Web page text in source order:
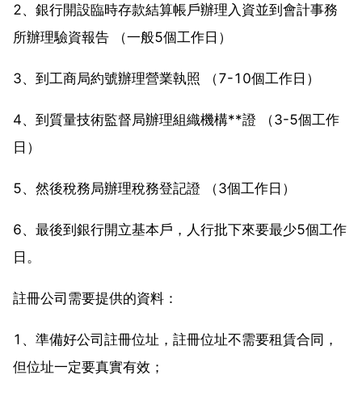
2、銀行開設臨時存款結算帳戶辦理入資並到會計事務
所辦理驗資報告 （一般5個工作日）
3、到工商局約號辦理營業執照 （7-10個工作日）
4、到質量技術監督局辦理組織機構**證 （3-5個工作
日）
5、然後稅務局辦理稅務登記證 （3個工作日）
6、最後到銀行開立基本戶，人行批下來要最少5個工作
日。
註冊公司需要提供的資料：
1、準備好公司註冊位址，註冊位址不需要租賃合同，
但位址一定要真實有效；